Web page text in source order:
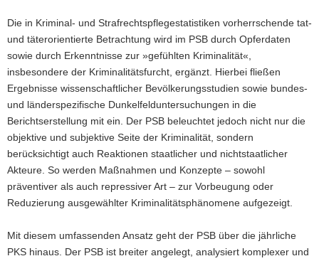
Die in Kriminal- und Strafrechtspflegestatistiken vorherrschende tat-
und täterorientierte Betrachtung wird im PSB durch Opferdaten
sowie durch Erkenntnisse zur »gefühlten Kriminalität«,
insbesondere der Kriminalitätsfurcht, ergänzt. Hierbei fließen
Ergebnisse wissenschaftlicher Bevölkerungsstudien sowie bundes-
und länderspezifische Dunkelfelduntersuchungen in die
Berichtserstellung mit ein. Der PSB beleuchtet jedoch nicht nur die
objektive und subjektive Seite der Kriminalität, sondern
berücksichtigt auch Reaktionen staatlicher und nichtstaatlicher
Akteure. So werden Maßnahmen und Konzepte – sowohl
präventiver als auch repressiver Art – zur Vorbeugung oder
Reduzierung ausgewählter Kriminalitätsphänomene aufgezeigt.
Mit diesem umfassenden Ansatz geht der PSB über die jährliche
PKS hinaus. Der PSB ist breiter angelegt, analysiert komplexer und